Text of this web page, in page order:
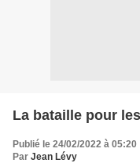
La bataille pour
Publié le 24/02/2022 à 05:20
Par Jean Lévy